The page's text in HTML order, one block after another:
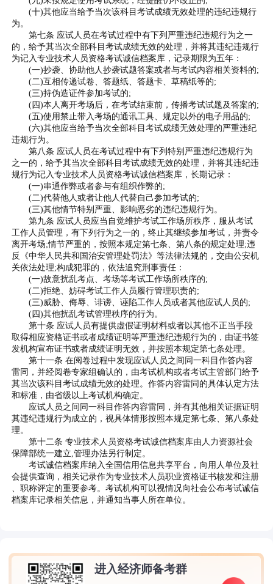
(十)其他应当给予当次该科目考试成绩无效处理的违纪违规行
为。
第七条 应试人员在考试过程中有下列严重违纪违规行为之一
的，给予其当次全部科目考试成绩无效的处理，并将其违纪违规行
为记入专业技术人员资格考试诚信档案库，记录期限为五年：
(一)抄袭、协助他人抄袭试题答案或者与考试内容相关资料的;
(二)互相传递试卷、答题纸、答题卡、草稿纸等的;
(三)持伪造证件参加考试的;
(四)本人离开考场后，在考试结束前，传播考试试题及答案的;
(五)使用禁止带入考场的通讯工具、规定以外的电子用品的;
(六)其他应当给予当次全部科目考试成绩无效处理的严重违纪
违规行为。
第八条 应试人员在考试过程中有下列特别严重违纪违规行为
之一的，给予其当次全部科目考试成绩无效的处理，并将其违纪违
规行为记入专业技术人员资格考试诚信档案库，长期记录：
(一)串通作弊或者参与有组织作弊的;
(二)代替他人或者让他人代替自己参加考试的;
(三)其他情节特别严重、影响恶劣的违纪违规行为。
第九条 应试人员应当自觉维护考试工作场所秩序，服从考试
工作人员管理，有下列行为之一的，终止其继续参加考试，并责令
离开考场;情节严重的，按照本规定第七条、第八条的规定处理;违
反《中华人民共和国治安管理处罚法》等法律法规的，交由公安机
关依法处理;构成犯罪的，依法追究刑事责任：
(一)故意扰乱考点、考场等考试工作场所秩序的;
(二)拒绝、妨碍考试工作人员履行管理职责的;
(三)威胁、侮辱、诽谤、诬陷工作人员或者其他应试人员的;
(四)其他扰乱考试管理秩序的行为。
第十条 应试人员有提供虚假证明材料或者以其他不正当手段
取得相应资格证书或者成绩证明等严重违纪违规行为的，由证书签
发机构宣布证书或者成绩证明无效，并按照本规定第七条处理。
第十一条 在阅卷过程中发现应试人员之间同一科目作答内容
雷同，并经阅卷专家组确认的，由考试机构或者考试主管部门给予
其当次该科目考试成绩无效的处理。作答内容雷同的具体认定方法
和标准，由省级以上考试机构确定。
应试人员之间同一科目作答内容雷同，并有其他相关证据证明
其违纪违规行为成立的，视具体情形按照本规定第七条、第八条处
理。
第十二条 专业技术人员资格考试诚信档案库由人力资源社会
保障部统一建立,管理办法另行制定。
考试诚信档案库纳入全国信用信息共享平台，向用人单位及社
会提供查询，相关记录作为专业技术人员职业资格证书核发和注册
、职称评定的重要参考。考试机构可以视情况向社会公布考试诚信
档案库记录相关信息，并通知当事人所在单位。
进入经济师备考群